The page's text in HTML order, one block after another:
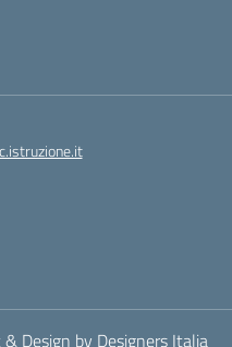
& Design by Designers Italia